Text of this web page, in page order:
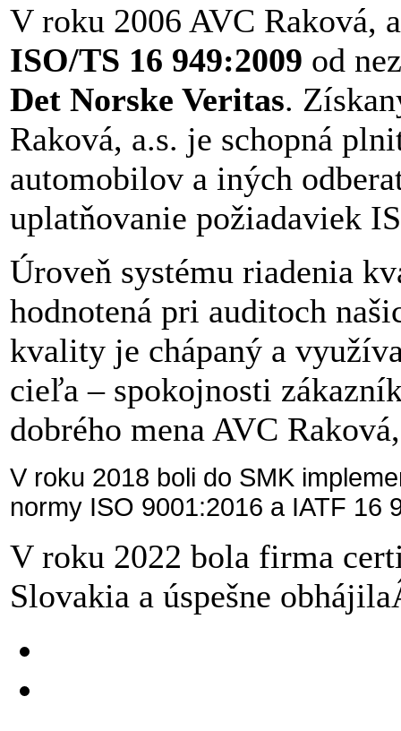
V roku 2006 AVC Raková,
ISO/TS 16 949:2009 od
Det Norske Veritas.
Raková, a.s. je schopná
automobilov a iných
uplatňovanie požiadaviek
Úroveň systému riadenia
hodnotená pri auditoch
kvality je chápaný a
cieľa – spokojnosti
dobrého mena AVC
V roku 2018 boli do SMK
normy ISO 9001:2016 a IATF 16
V roku 2022 bola firma
Slovakia a úspešne